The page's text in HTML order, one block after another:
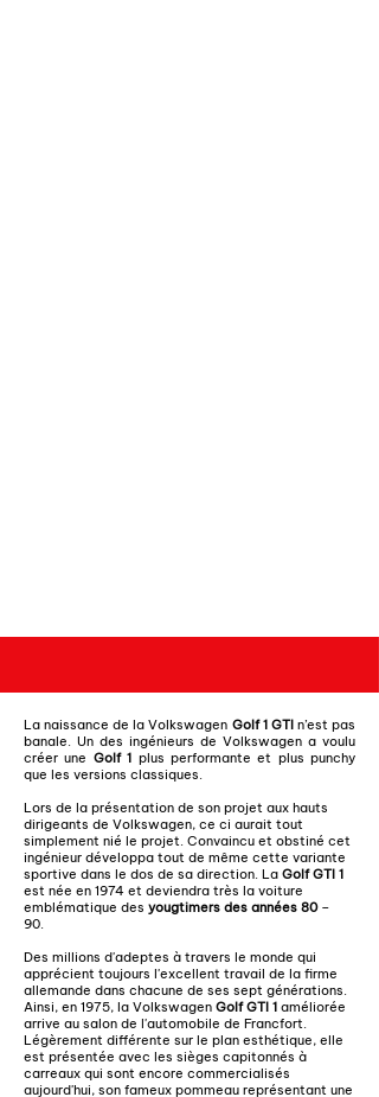
La naissance de la Volkswagen Golf 1 GTIn’est pas
banale. Un des ingénieurs de Volkswagen a voulu
créer une Golf 1 plus performante et plus punchy
que les versions classiques.
Lors de la présentation de son projet aux hauts
dirigeants de Volkswagen, ce ci aurait tout
simplement nié le projet. Convaincu et obstiné cet
ingénieur développa tout de même cette variante
sportive dans le dos de sa direction. La Golf GTI 1
est née en 1974 et deviendra très la voiture
emblématique des yougtimers des années 80–
90.
Des millions d'adeptes à travers le monde qui
apprécient toujours l'excellent travail de la firme
allemande dans chacune de ses sept générations.
Ainsi, en 1975, la Volkswagen Golf GTI 1 améliorée
arrive au salon de l'automobile de Francfort.
Légèrement différente sur le plan esthétique, elle
est présentée avec les sièges capitonnés à
carreaux qui sont encore commercialisés
aujourd'hui, son fameux pommeau représentant une